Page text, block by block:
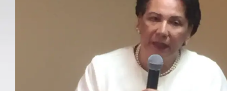
Registro ISSN: 2711-3299